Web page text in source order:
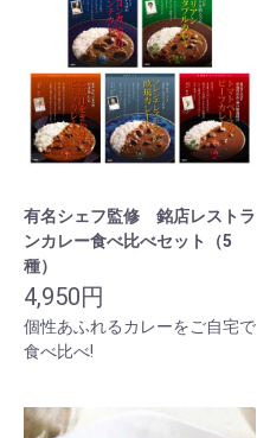
有名シェフ監修 銘店レストラ
ンカレー食べ比べセット（5
種）
4,950円
個性あふれるカレーをご自宅で
食べ比べ!